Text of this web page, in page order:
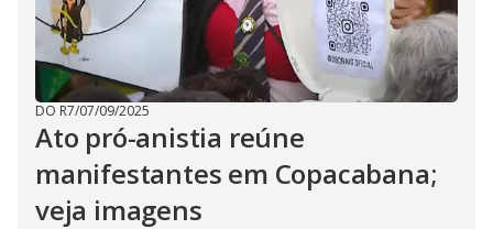
DO R7/07/09/2025
Ato pró-anistia reúne
manifestantes em Copacabana;
veja imagens